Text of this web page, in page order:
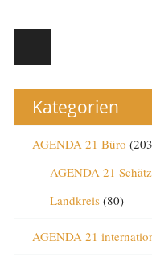
Post
Kategorien
AGENDA 21 Büro
AGENDA 21
Landkreis(80)
AGENDA 21